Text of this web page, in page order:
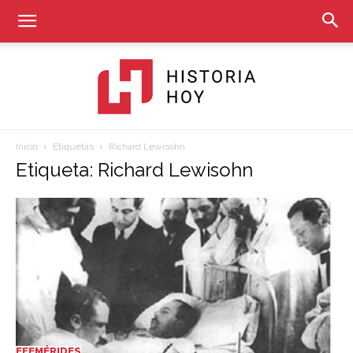
Historia
Hoy
Inicio Etiquetas Richard Lewisohn
Etiqueta: Richard Lewisohn